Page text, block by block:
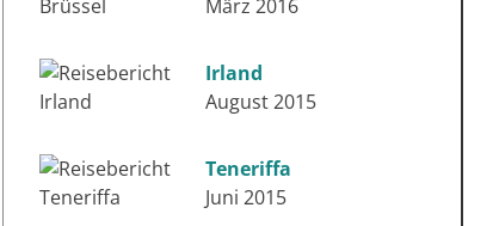
März 2016
Irland
August 2015
Teneriffa
Juni 2015